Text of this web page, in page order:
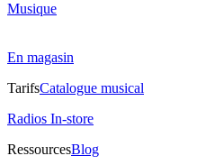
Musique
En magasin
TarifsCatalogue musical
Radios In-store
RessourcesBlog